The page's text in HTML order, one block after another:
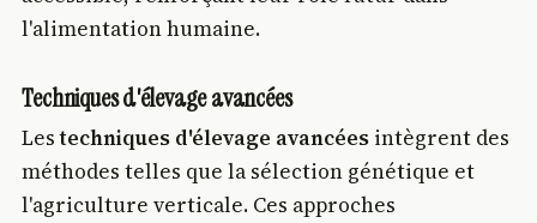
l'alimentation humaine.
Techniques d'élevage avancées
Lestechniques d'élevage avancées intègrent des
méthodes telles que la sélection génétique et
l'agriculture verticale. Ces approches